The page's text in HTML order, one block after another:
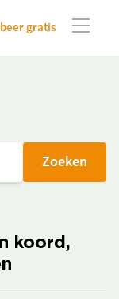
gratis
Zoeken
koord,